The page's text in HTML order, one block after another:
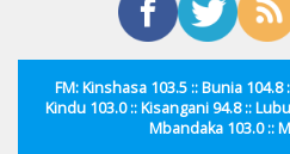
FM: Kinshasa 103.5 :: Bunia 104.8
Kindu 103.0 :: Kisangani 94.8 ::
Mbandaka 103.0 ::